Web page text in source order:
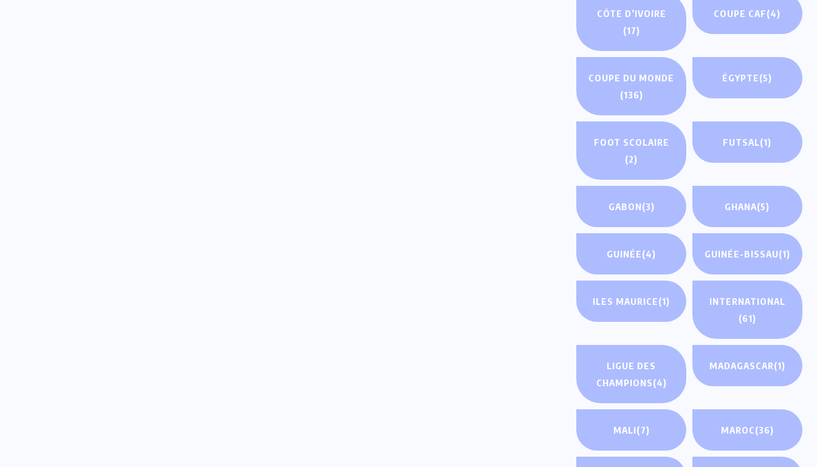
CÔTE D’IVOIRE
(17)
COUPE CAF(4)
COUPE DU MONDE
(136)
ÉGYPTE(5)
FOOT SCOLAIRE
(2)
FUTSAL(1)
GABON(3) GHANA(5)
GUINÉE(4) GUINÉE-BISSAU(1)
ILES MAURICE(1)
INTERNATIONAL
(61)
LIGUE DES
CHAMPIONS(4)
MADAGASCAR(1)
MALI(7) MAROC(36)